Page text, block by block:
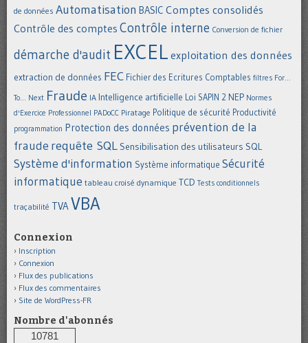
de données Automatisation BASIC Comptes consolidés
Contrôle des comptes Contrôle interne Conversion de fichier
démarche d'audit EXCEL exploitation des données
extraction de données FEC Fichier des Ecritures Comptables filtres For...
To... Next Fraude IA Intelligence artificielle Loi SAPIN 2 NEP Normes
d'Exercice Professionnel PADoCC Piratage Politique de sécurité Productivité
programmation Protection des données prévention de la
fraude requête SQL Sensibilisation des utilisateurs SQL
Système d'information Système informatique Sécurité
informatique tableau croisé dynamique TCD Tests conditionnels
traçabilité TVAVBA
Connexion
Inscription
Connexion
Flux des publications
Flux des commentaires
Site de WordPress-FR
Nombre d'abonnés
10781